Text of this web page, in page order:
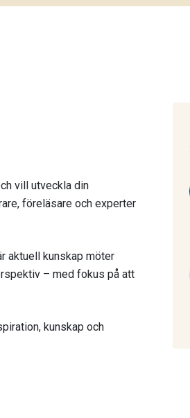
vill utveckla din
föreläsare och experter
aktuell kunskap möter
– med fokus på att
kunskap och